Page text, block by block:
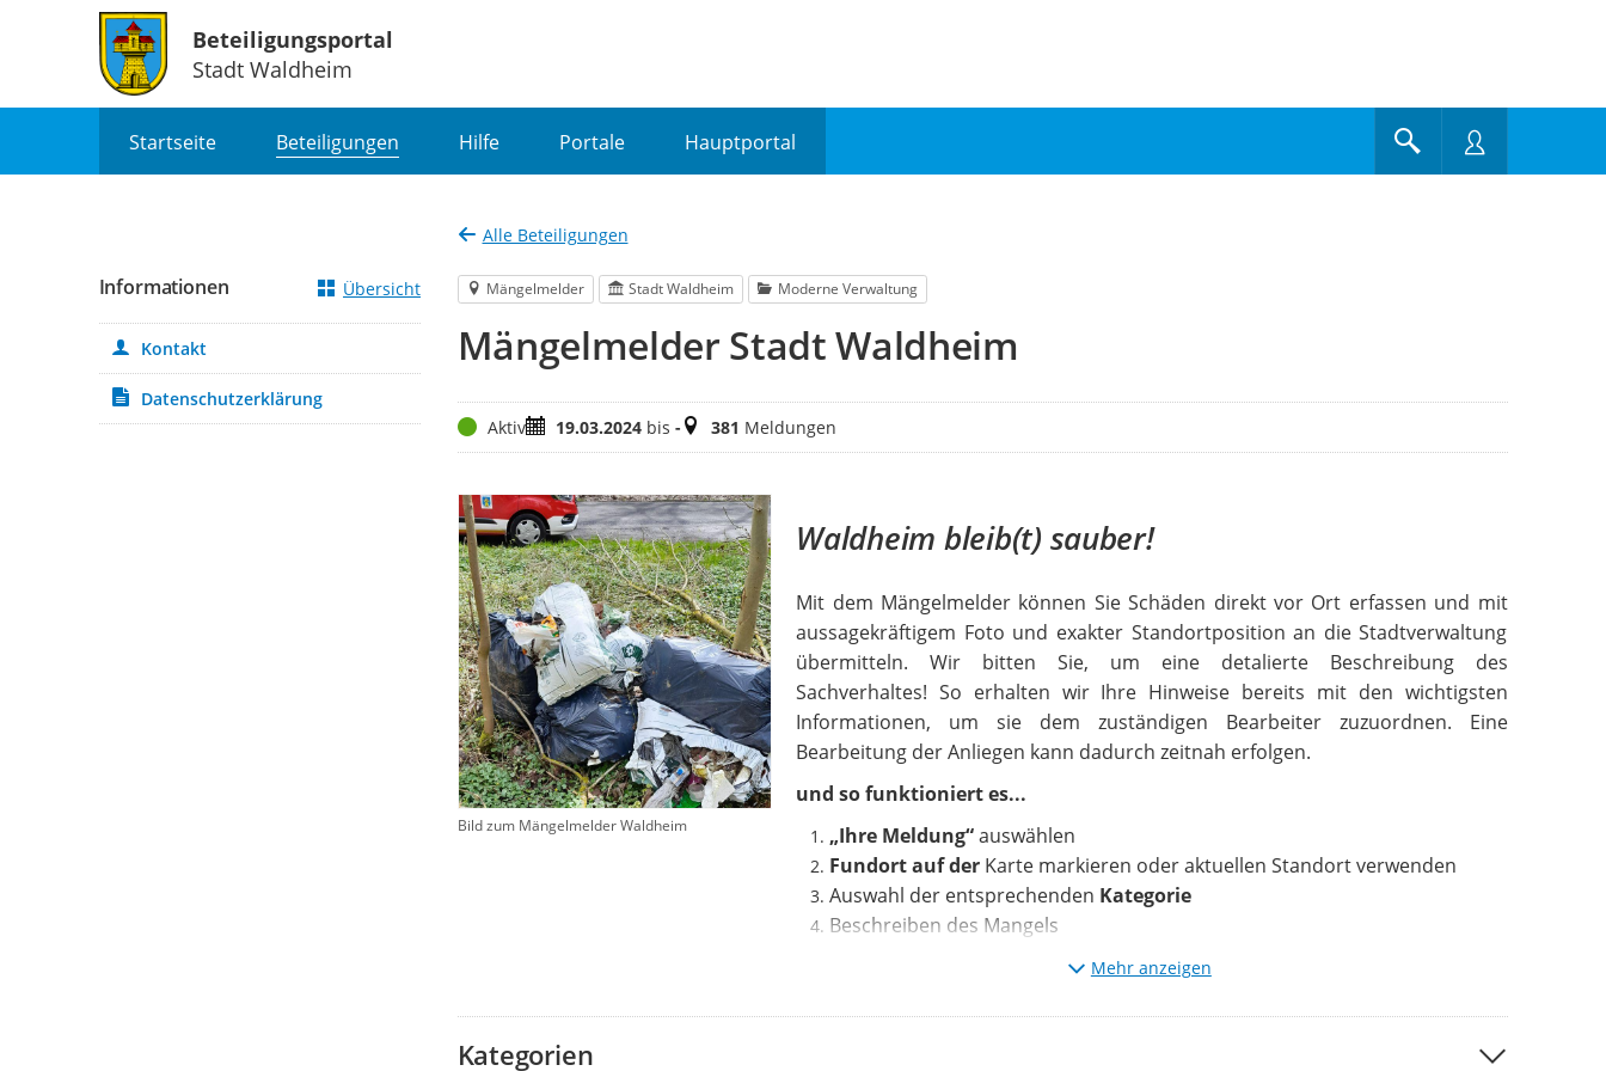
Beteiligungsportal
Stadt Waldheim
Startseite Beteiligungen Hilfe Portale Hauptportal
Alle Beteiligungen
Mängelmelder Stadt Waldheim Moderne Verwaltung
Mängelmelder Stadt Waldheim
StatusAktivZeitraum
19.03.2024bis -Meldungen
381 Meldungen
Bild zum Mängelmelder Waldheim
Waldheim bleib(t) sauber!
Mit dem Mängelmelder können Sie Schäden direkt vor Ort erfassen und mit
aussagekräftigem Foto und exakter Standortposition an die Stadtverwaltung
übermitteln. Wir bitten Sie, um eine detalierte Beschreibung des
Sachverhaltes! So erhalten wir Ihre Hinweise bereits mit den wichtigsten
Informationen, um sie dem zuständigen Bearbeiter zuzuordnen. Eine
Bearbeitung der Anliegen kann dadurch zeitnah erfolgen.
und so funktioniert es...
„Ihre Meldung“auswählen
Fundort auf der Karte markieren oder aktuellen Standort verwenden
Auswahl der entsprechenden Kategorie
Beschreiben des Mangels
Mehr anzeigen
Kategorien
Informationen Übersicht
Kontakt
Datenschutzerklärung